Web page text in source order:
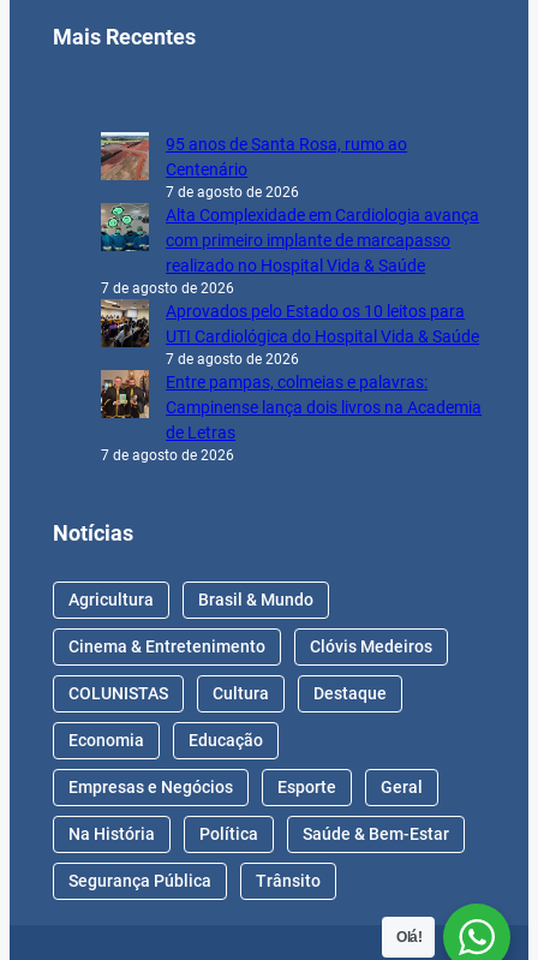
Mais Recentes
95 anos de Santa Rosa, rumo ao
Centenário
7 de agosto de 2026
Alta Complexidade em Cardiologia avança
com primeiro implante de marcapasso
realizado no Hospital Vida & Saúde
7 de agosto de 2026
Aprovados pelo Estado os 10 leitos para
UTI Cardiológica do Hospital Vida & Saúde
7 de agosto de 2026
Entre pampas, colmeias e palavras:
Campinense lança dois livros na Academia
de Letras
7 de agosto de 2026
Notícias
Agricultura Brasil & Mundo
Cinema & Entretenimento Clóvis Medeiros
COLUNISTAS Cultura Destaque
Economia Educação
Empresas e Negócios Esporte Geral
Na História Política Saúde & Bem-Estar
Segurança Pública Trânsito
Olá!